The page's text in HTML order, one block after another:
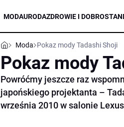
MODAURODAZDROWIE I DOBROSTAN
Moda Pokaz mody Tadashi Shoji
Pokaz mody
Powróćmy jeszcze raz
japońskiego projektanta –
września 2010 w salonie